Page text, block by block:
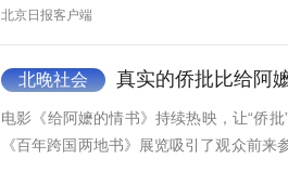
北京日报客户端
北晚社会 真实的侨批比给阿
电影《给阿嬷的情书》持续热映，让“侨
《百年跨国两地书》展览吸引了观众前来